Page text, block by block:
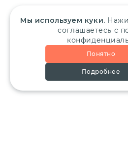
Мы используем куки.
соглашаетесь с
Понятно
Подробнее